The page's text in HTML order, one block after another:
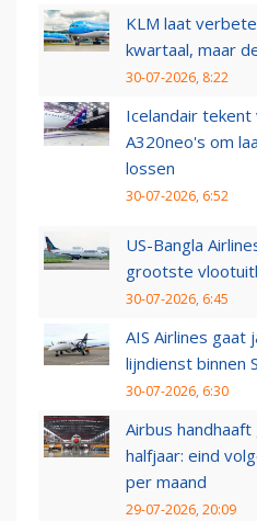
KLM laat
kwartaal, maar
30-07-2026, 8:22
Icelandair
A320neo's om
lossen
30-07-2026, 6:52
US-Bangla
grootste
30-07-2026, 6:45
AIS Airlines gaat
lijndienst binnen
30-07-2026, 6:30
Airbus
halfjaar: eind
per maand
29-07-2026, 20:09